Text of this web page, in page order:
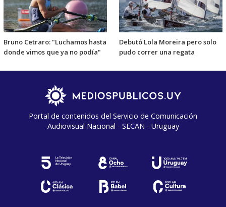
Bruno Cetraro: "Luchamos hasta
donde vimos que ya no podía"
Debutó Lola Moreira pero solo
pudo correr una regata
Portal de contenidos del Servicio de Comunicación
Audiovisual Nacional - SECAN - Uruguay